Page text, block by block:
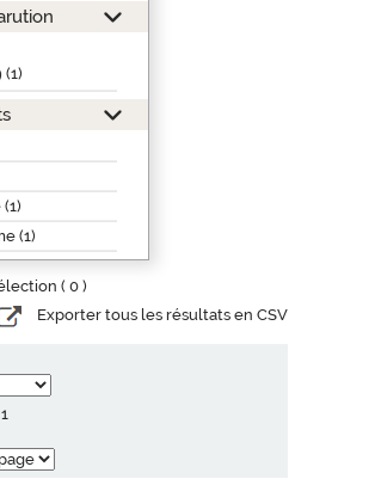
(1)
(1)
( 0 )
Exporter tous les résultats en CSV